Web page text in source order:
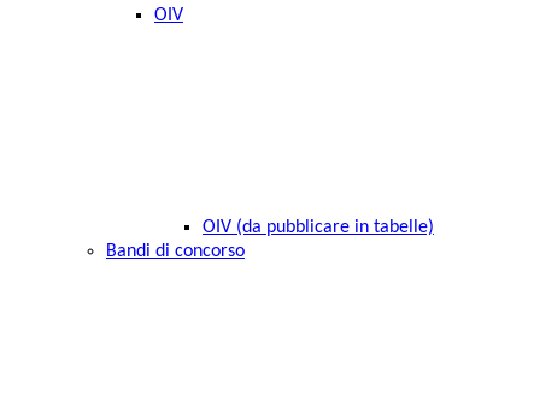
OIV
OIV (da pubblicare in tabelle)
Bandi di concorso